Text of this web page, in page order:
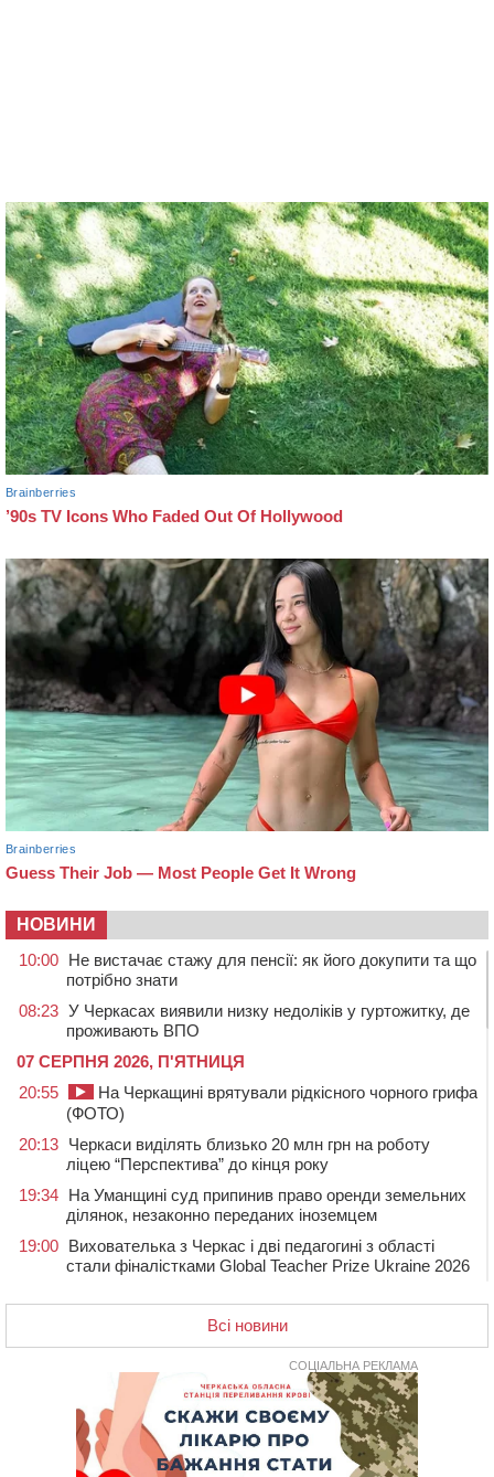
НОВИНИ
10:00 Не вистачає стажу для пенсії: як його докупити та що
потрібно знати
08:23 У Черкасах виявили низку недоліків у гуртожитку, де
проживають ВПО
07 СЕРПНЯ 2026, П'ЯТНИЦЯ
20:55
На Черкащині врятували рідкісного чорного грифа
(ФОТО)
20:13 Черкаси виділять близько 20 млн грн на роботу
ліцею “Перспектива” до кінця року
19:34 На Уманщині суд припинив право оренди земельних
ділянок, незаконно переданих іноземцем
19:00 Вихователька з Черкас і дві педагогині з області
стали фіналістками Global Teacher Prize Ukraine 2026
закрили сезон літнього табору для людей поважного
“Це страшна несправедливість”: мати хворого на
СМА 13-річного хлопця із Драбівщини просить
ОВА виділити кошти на дороговартісні ліки
На Уманщині судитимуть колишню очільницю відділу
освіти через закупівлю електрики за завищеною
Всі новини
СОЦІАЛЬНА РЕКЛАМА